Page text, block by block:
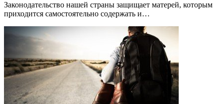
Законодательство нашей страны защищает матерей, которым
приходится самостоятельно содержать и…